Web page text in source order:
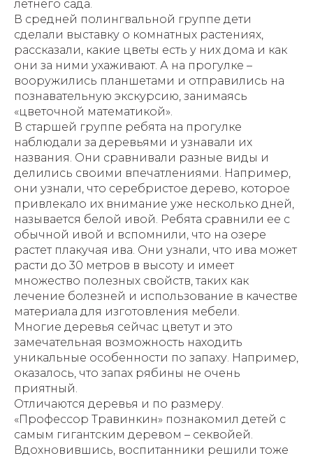
летнего сада.
В средней полингвальной группе дети
сделали выставку о комнатных растениях,
рассказали, какие цветы есть у них дома и как
они за ними ухаживают. А на прогулке –
вооружились планшетами и отправились на
познавательную экскурсию, занимаясь
«цветочной математикой».
В старшей группе ребята на прогулке
наблюдали за деревьями и узнавали их
названия. Они сравнивали разные виды и
делились своими впечатлениями. Например,
они узнали, что серебристое дерево, которое
привлекало их внимание уже несколько дней,
называется белой ивой. Ребята сравнили ее с
обычной ивой и вспомнили, что на озере
растет плакучая ива. Они узнали, что ива может
расти до 30 метров в высоту и имеет
множество полезных свойств, таких как
лечение болезней и использование в качестве
материала для изготовления мебели.
Многие деревья сейчас цветут и это
замечательная возможность находить
уникальные особенности по запаху. Например,
оказалось, что запах рябины не очень
приятный.
Отличаются деревья и по размеру.
«Профессор Травинкин» познакомил детей с
самым гигантским деревом – секвойей.
Вдохновившись, воспитанники решили тоже